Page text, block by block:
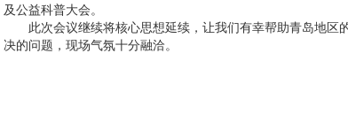
及公益科普大会。
此次会议继续将核心思想延续，让我们有幸帮助青岛地
决的问题，现场气氛十分融洽。